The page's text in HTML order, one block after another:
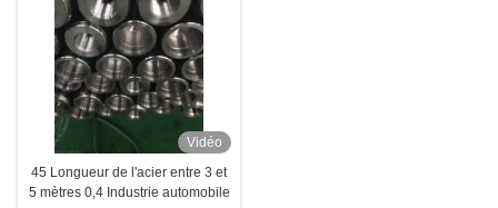
Vidéo
45 Longueur de l'acier entre 3 et
5 mètres 0,4 Industrie automobile